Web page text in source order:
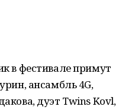
в фестивале примут
ансамбль 4G,
дуэт Twins Kovl,